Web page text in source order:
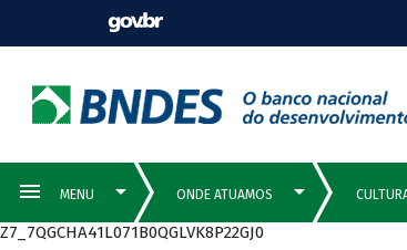
Z7_7QGCHA41L071B0QGLVK8P22GJ0